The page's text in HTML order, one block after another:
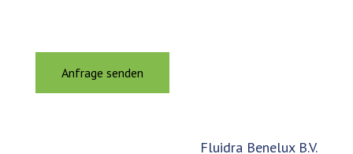
Fluidra Benelux B.V.